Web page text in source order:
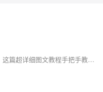
VMware 装 CentOS 7 不知道从哪下手？这篇超详细图文教程手把手教你在 VMware Workstation 中完成 CentOS 7 桌面系统的完整安装流程。从 ISO 镜像下载、虚拟机配置，到安装图形界面、设置用户密码，每一步都有截图讲解，适合零基础新手快速上手。装好之后无论你是要搭 Hadoop 集群，还是练 Linux ，这个环境都够你折腾一整天！